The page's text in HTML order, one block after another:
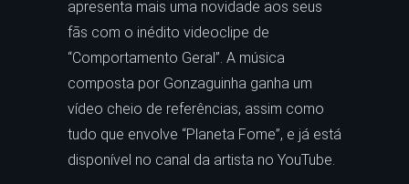
apresenta mais uma novidade aos seus
fãs com o inédito videoclipe de
“Comportamento Geral”. A música
composta por Gonzaguinha ganha um
vídeo cheio de referências, assim como
tudo que envolve “Planeta Fome”, e já está
disponível no canal da artista no YouTube.